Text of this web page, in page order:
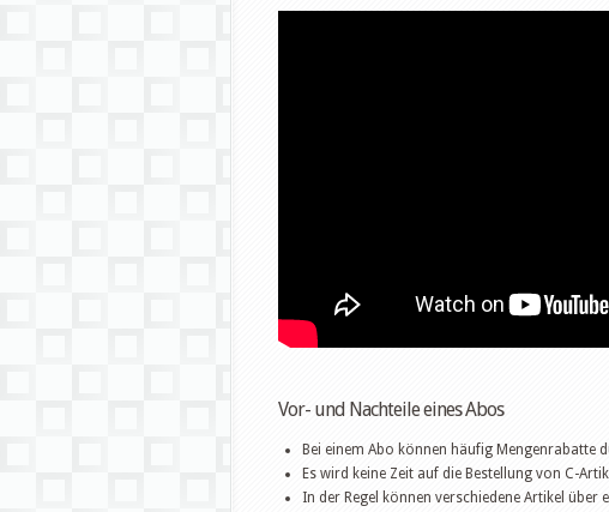
Vor- und Nachteile eines Abos
Bei einem Abo können häufig Mengenrabatte
Es wird keine Zeit auf die Bestellung von C-
In der Regel können verschiedene Artikel